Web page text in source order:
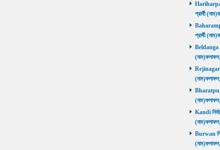
প্রার্থী
প্রার্থী
Beldanga
Rejinagar
Bharatpur
Kandi
Burwan